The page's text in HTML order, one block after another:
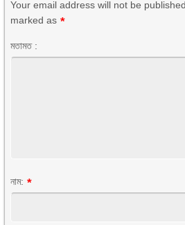
Your email address will not be
marked as *
মতামত :
নাম: *